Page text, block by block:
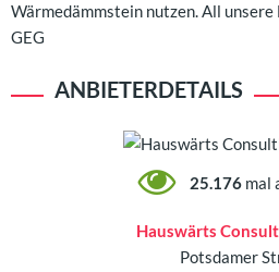
Wärmedämmstein nutzen. All
GEG
ANBIETERDETAILS
25.176mal
Hauswärts
Potsdamer